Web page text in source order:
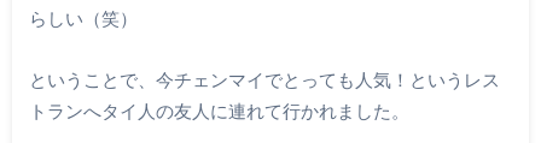
らしい（笑）
ということで、今チェンマイでとっても人気！というレス
トランへタイ人の友人に連れて行かれました。